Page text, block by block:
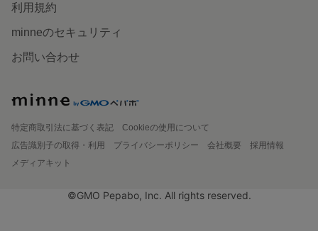
利用規約
minneのセキュリティ
お問い合わせ
特定商取引法に基づく表記
Cookieの使用について
広告識別子の取得・利用
プライバシーポリシー 会社概要
採用情報
メディアキット
©GMO Pepabo, Inc. All rights reserved.